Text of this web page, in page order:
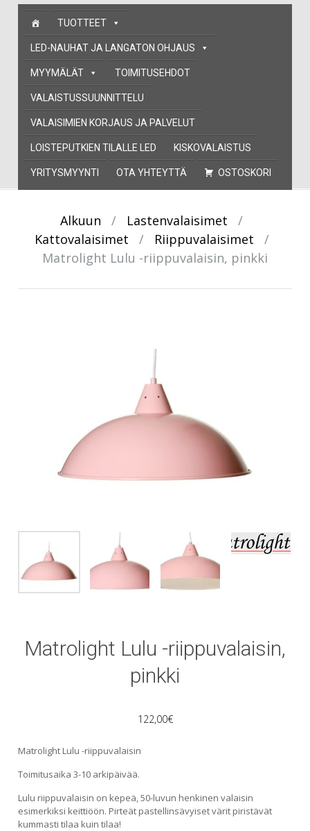
Skip
content
TUOTTEET
LED-NAUHAT JA LANGATON OHJAUS
MYYMÄLÄT TOIMITUSEHDOT
VALAISTUSSUUNNITTELU
VALAISIMIEN KORJAUS JA PALVELUT
LOISTEPUTKIEN TILALLE LED KISKOVALAISTUS
YRITYSMYYNTI OTA YHTEYTTÄ OSTOSKORI
Alkuun / Lastenvalaisimet
/
Kattovalaisimet
/ Riippuvalaisimet
/
Matrolight Lulu -riippuvalaisin, pinkki
Matrolight Lulu -riippuvalaisin,
pinkki
122,00€
Matrolight Lulu -riippuvalaisin
Toimitusaika 3-10 arkipäivää.
Lulu riippuvalaisin on kepeä, 50-luvun henkinen valaisin
esimerkiksi keittiöön. Pirteät pastellinsävyiset värit piristävät
kummasti tilaa kuin tilaa!